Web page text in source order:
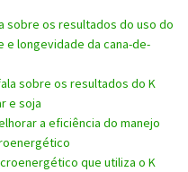
sobre os resultados do uso do
e longevidade da cana-de-
sobre os resultados do K
e soja
a eficiência do manejo
que utiliza o K